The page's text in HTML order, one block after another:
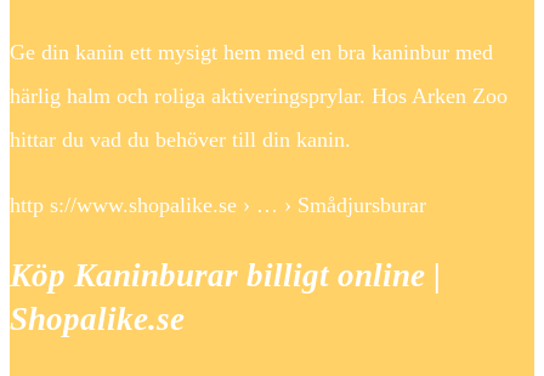
Ge din kanin ett mysigt hem med en bra kaninbur med
härlig halm och roliga aktiveringsprylar. Hos Arken Zoo
hittar du vad du behöver till din kanin.
http s://www.shopalike.se › … › Smådjursburar
Köp Kaninburar billigt online |
Shopalike.se